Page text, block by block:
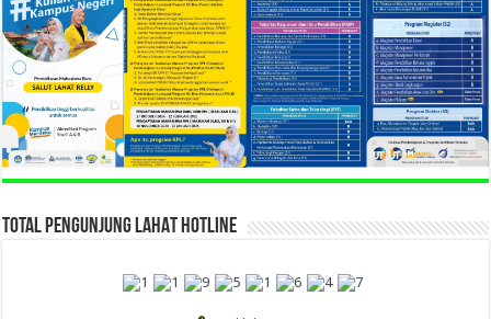
TOTAL PENGUNJUNG LAHAT HOTLINE